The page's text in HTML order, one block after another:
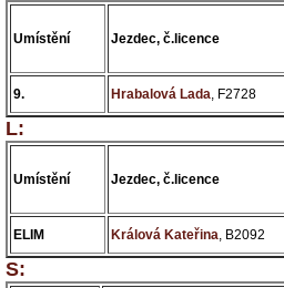
Umístění Jezdec, č.licence
9. Hrabalová Lada, F2728
L:
Umístění Jezdec, č.licence
ELIM Králová Kateřina, B2092
S: